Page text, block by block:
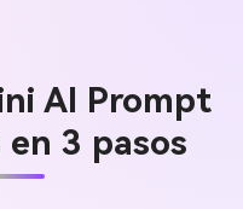
AI Prompt
3 pasos